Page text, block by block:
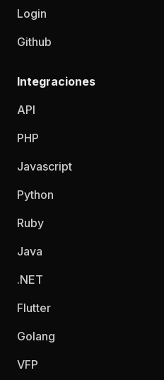
Login
Github
Integraciones
API
PHP
Javascript
Python
Ruby
Java
.NET
Flutter
Golang
VFP